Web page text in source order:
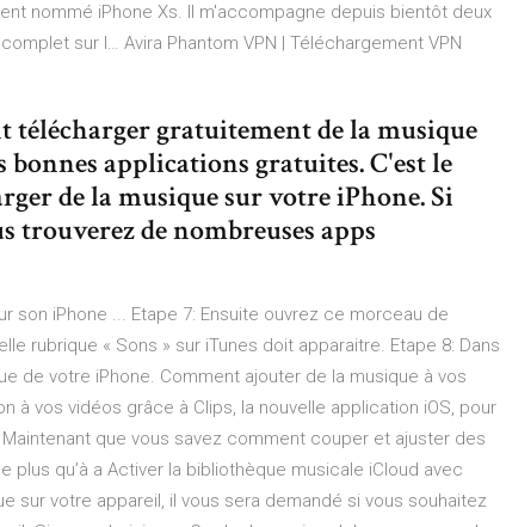
nommé iPhone Xs. Il m'accompagne depuis bientôt deux
sur l… Avira Phantom VPN | Téléchargement VPN
télécharger gratuitement de la musique
bonnes applications gratuites. C'est le
de la musique sur votre iPhone. Si
trouverez de nombreuses apps
son iPhone ... Etape 7: Ensuite ouvrez ce morceau de
rubrique « Sons » sur iTunes doit apparaitre. Etape 8: Dans
de votre iPhone. Comment ajouter de la musique à vos
à vos vidéos grâce à Clips, la nouvelle application iOS, pour
que vous savez comment couper et ajuster des
plus qu’à a Activer la bibliothèque musicale iCloud avec
sur votre appareil, il vous sera demandé si vous souhaitez